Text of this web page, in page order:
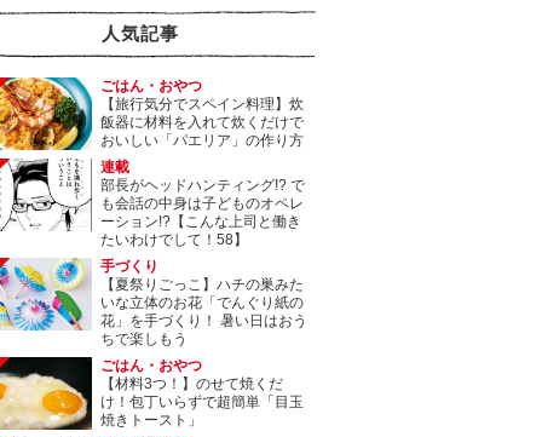
人気記事
ごはん・おやつ
【旅行気分でスペイン料理】炊
飯器に材料を入れて炊くだけで
おいしい「パエリア」の作り方
連載
部長がヘッドハンティング!? で
も会話の中身は子どものオペレ
ーション!?【こんな上司と働き
たいわけでして！58】
手づくり
【夏祭りごっこ】ハチの巣みた
いな立体のお花「でんぐり紙の
花」を手づくり！ 暑い日はおう
ちで楽しもう
ごはん・おやつ
【材料3つ！】のせて焼くだ
け！包丁いらずで超簡単「目玉
焼きトースト」